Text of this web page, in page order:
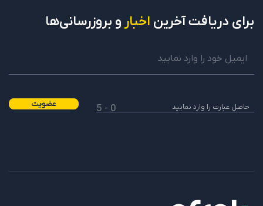
برای دریافتآخرین اخبار و بروزرسانی‌ها
0 - 5 عضویت